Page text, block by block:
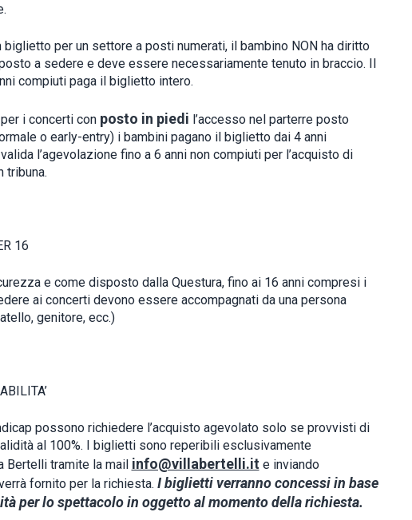
biglietto per un settore a posti numerati, il bambino NON ha diritto
a sedere e deve essere necessariamente tenuto in braccio. Il
compiuti paga il biglietto intero.
i concerti con posto in piedi l’accesso nel parterre posto
o early-entry) i bambini pagano il biglietto dai 4 anni
l’agevolazione fino a 6 anni non compiuti per l’acquisto di
tribuna.
16
e come disposto dalla Questura, fino ai 16 anni compresi i
ai concerti devono essere accompagnati da una persona
genitore, ecc.)
possono richiedere l’acquisto agevolato solo se provvisti di
al 100%. I biglietti sono reperibili esclusivamente
Bertelli tramite la mail info@villabertelli.ite inviando
fornito per la richiesta. I biglietti verranno concessi in base
per lo spettacolo in oggetto al momento della richiesta.